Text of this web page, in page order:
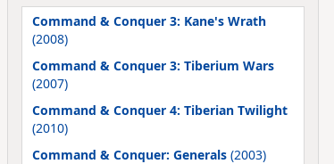
Command & Conquer 3: Kane's Wrath
(2008)
Command & Conquer 3: Tiberium Wars
(2007)
Command & Conquer 4: Tiberian Twilight
(2010)
Command & Conquer: Generals(2003)